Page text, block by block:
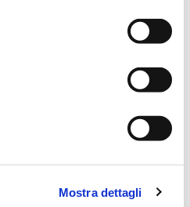
Mostra dettagli
alla famiglia di GIORGIO